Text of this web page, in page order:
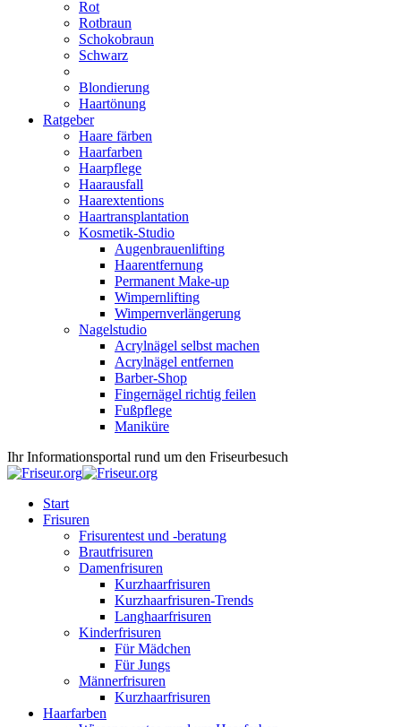
Rot
Rotbraun
Schokobraun
Schwarz
Blondierung
Haartönung
Ratgeber
Haare färben
Haarfarben
Haarpflege
Haarausfall
Haarextentions
Haartransplantation
Kosmetik-Studio
Augenbrauenlifting
Haarentfernung
Permanent Make-up
Wimpernlifting
Wimpernverlängerung
Nagelstudio
Acrylnägel selbst machen
Acrylnägel entfernen
Barber-Shop
Fingernägel richtig feilen
Fußpflege
Maniküre
Ihr Informationsportal rund um den Friseurbesuch
Start
Frisuren
Frisurentest und -beratung
Brautfrisuren
Damenfrisuren
Kurzhaarfrisuren
Kurzhaarfrisuren-Trends
Langhaarfrisuren
Kinderfrisuren
Für Mädchen
Für Jungs
Männerfrisuren
Kurzhaarfrisuren
Haarfarben